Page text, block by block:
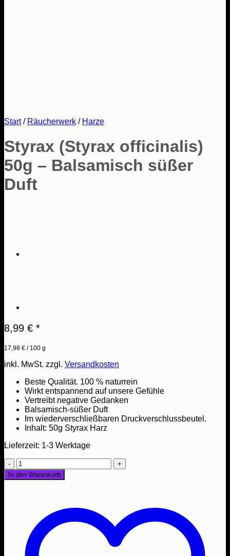
Start / Räucherwerk / Harze
Styrax (Styrax officinalis)
50g – Balsamisch süßer
Duft
8,99 € *
17,98 € / 100 g
inkl. MwSt. zzgl. Versandkosten
Beste Qualität. 100 % naturrein
Wirkt entspannend auf unsere Gefühle
Vertreibt negative Gedanken
Balsamisch-süßer Duft
Im wiederverschließbaren Druckverschlussbeutel.
Inhalt: 50g Styrax Harz
Lieferzeit: 1-3 Werktage
Styrax
(Styrax
officinalis)
Balsamisch
Menge
In den Warenkorb